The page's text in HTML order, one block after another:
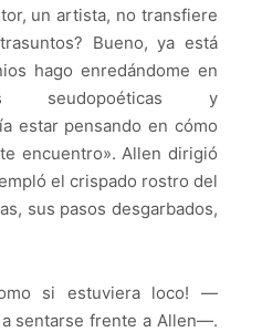
un artista, no transfiere
Bueno, ya está
hago enredándome en
seudopoéticas y
estar pensando en cómo
encuentro». Allen dirigió
el crispado rostro del
sus pasos desgarbados,
si estuviera loco! —
sentarse frente a Allen—.